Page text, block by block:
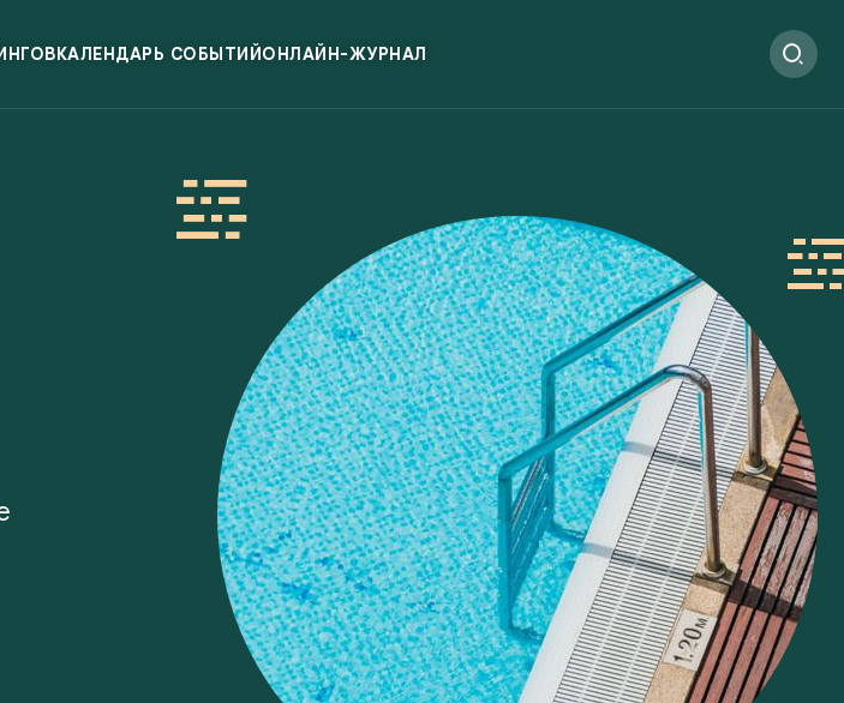
КАЛЕНДАРЬ СОБЫТИЙОНЛАЙН-ЖУРНАЛ